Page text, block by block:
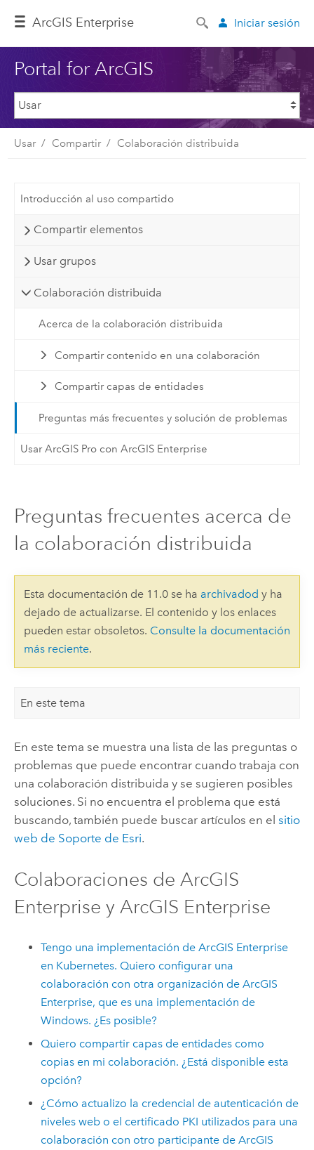
ArcGIS Enterprise Iniciar sesión
Portal for ArcGIS
Usar Compartir Colaboración distribuida
Introducción al uso compartido
Compartir elementos
Usar grupos
Colaboración distribuida
Acerca de la colaboración distribuida
Compartir contenido en una colaboración
Compartir capas de entidades
Preguntas más frecuentes y solución de problemas
Usar ArcGIS Pro con ArcGIS Enterprise
Preguntas frecuentes acerca de
la colaboración distribuida
Esta documentación de 11.0 se ha archivadod y ha
dejado de actualizarse. El contenido y los enlaces
pueden estar obsoletos. Consulte la documentación
más reciente.
En este tema
En este tema se muestra una lista de las preguntas o
problemas que puede encontrar cuando trabaja con
una colaboración distribuida y se sugieren posibles
soluciones. Si no encuentra el problema que está
buscando, también puede buscar artículos en el sitio
web de Soporte de Esri.
Colaboraciones de ArcGIS
Enterprise y ArcGIS Enterprise
Tengo una implementación deArcGIS Enterprise
en Kubernetes. Quiero configurar una
colaboración con otra organización deArcGIS
Enterprise, que es una implementación de
Windows. ¿Es posible?
Quiero compartir capas de entidades como
copias en mi colaboración. ¿Está disponible esta
opción?
¿Cómo actualizo la credencial de autenticación de
niveles web o el certificado PKI utilizados para una
colaboración con otro participante deArcGIS